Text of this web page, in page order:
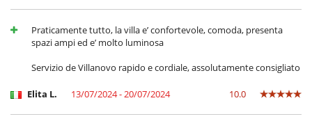
Praticamente tutto, la villa e’ confortevole, comoda, presenta
spazi ampi ed e’ molto luminosa
Servizio de Villanovo rapido e cordiale, assolutamente consigliato
Elita L. 13/07/2024 - 20/07/2024 10.0